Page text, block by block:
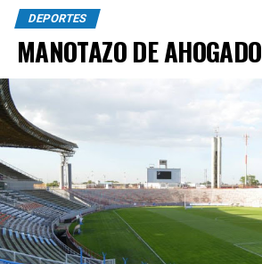
DEPORTES
MANOTAZO DE AHOGADO